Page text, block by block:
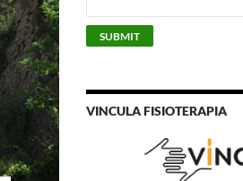
VINCULA FISIOTERAPIA